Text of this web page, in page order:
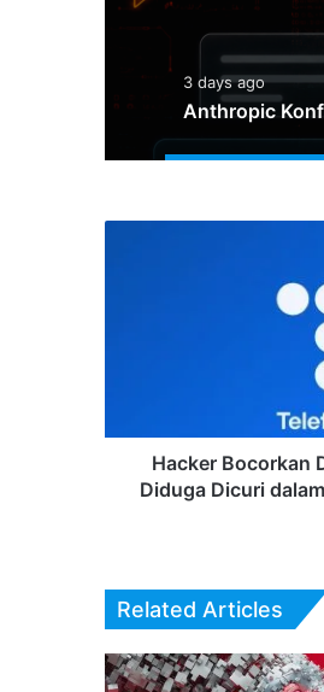
3 days ago
Pelanggaran
TerbaruHacker Bocorkan
Diduga Dicuri
Related Articles